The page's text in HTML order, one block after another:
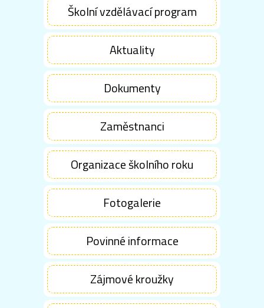
Školní vzdělávací program
Aktuality
Dokumenty
Zaměstnanci
Organizace školního roku
Fotogalerie
Povinné informace
Zájmové kroužky